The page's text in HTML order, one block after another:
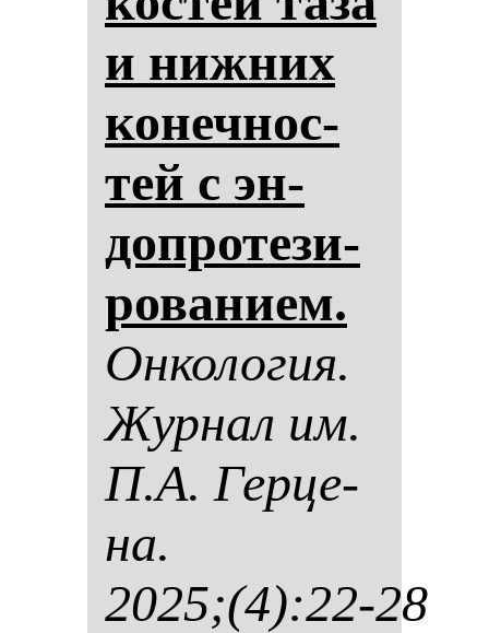
и ниж­них
ко­неч­нос­
тей с эн­
доп­ро­те­зи­
ро­ва­ни­ем.
Он­ко­ло­гия.
Жур­нал им.
П.А. Гер­це­
на.
2025;(4):22-28